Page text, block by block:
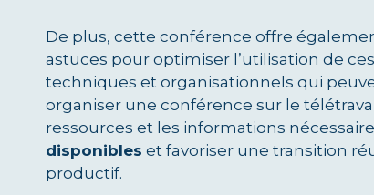
De plus, cette conférence offre
astuces pour optimiser l’utilisation de
techniques et organisationnels qui
organiser une conférence sur le
ressources et les informations
disponibles et favoriser une transition
productif.